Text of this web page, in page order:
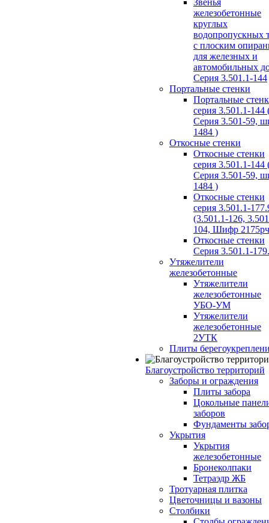
Звенья
железобетонные
круглых
водопропускных
с плоским
для железных и
автомобильных
Серия 3.501.1-144
Портальные стенки
Портальные
серия 3.501.1-144
Серия 3.501-59,
1484 )
Откосные стенки
Откосные стенки
серия 3.501.1-144
Серия 3.501-59,
1484 )
Откосные стенки
серия 3.501.1-
(3.501.1-126,
104, Шифр
Откосные стенки
Серия 3.501.1-
Утяжелители
железобетонные
Утяжелители
железобетонные
УБО-УМ
Утяжелители
железобетонные
2УТК
Плиты
Благоустройство территорий
Заборы и ограждения
Плиты забора
Цокольные
заборов
Фундаменты
Укрытия
Укрытия
железобетонные
Бронеколпаки
Тетраэдр ЖБ
Тротуарная плитка
Цветочницы и вазоны
Столбики